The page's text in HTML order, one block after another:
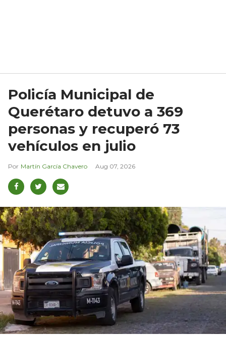
Policía Municipal de
Querétaro detuvo a 369
personas y recuperó 73
vehículos en julio
Martín García Chavero Aug 07, 2026